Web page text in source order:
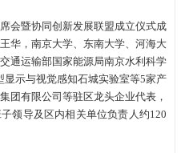
会暨协同创新发展联盟成立仪式成
华，南京大学、东南大学、河海大
通运输部国家能源局南京水利科学
示与视觉感知石城实验室等5家产
团有限公司等驻区龙头企业代表，
领导及区内相关单位负责人约120